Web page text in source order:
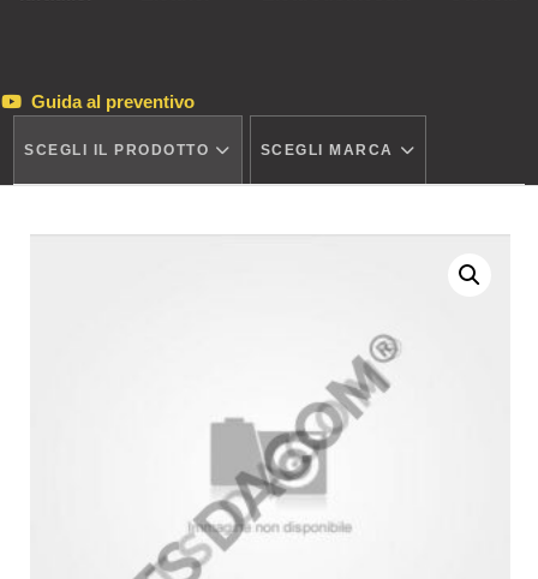
Guida al preventivo
SCEGLI IL PRODOTTO SCEGLI MARCA